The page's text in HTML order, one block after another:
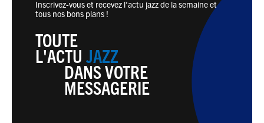
Inscrivez-vous et recevez l’actu jazz de la semaine et
tous nos bons plans !
TOUTE
L'ACTU JAZZ
DANS VOTRE
MESSAGERIE